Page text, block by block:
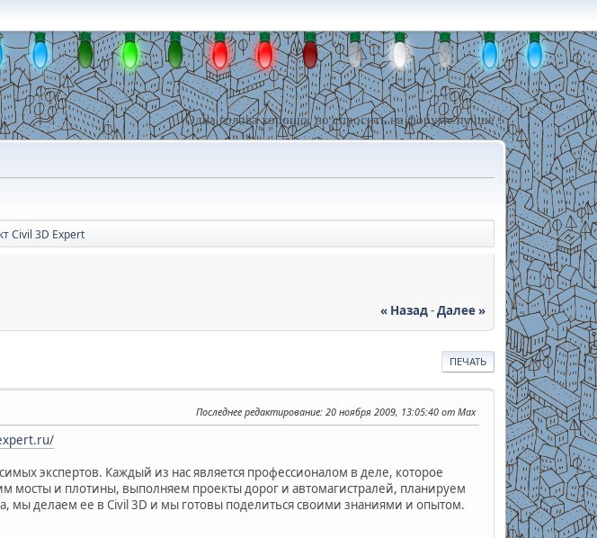
Одна голова хорошо, но спросить на форуме лучше !
Civil 3D Expert
« Назад-Далее »
ПЕЧАТЬ
Последнее редактирование: 20 ноября 2009, 13:05:40 от Max
экспертов. Каждый из нас является профессионалом в деле, которое
мосты и плотины, выполняем проекты дорог и автомагистралей, планируем
мы делаем ее в Civil 3D и мы готовы поделиться своими знаниями и опытом.